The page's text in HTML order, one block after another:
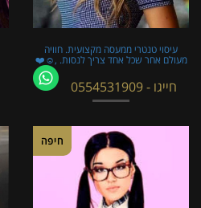
עיסוי טנטרי ממעסה מקצועית. חוויה
מעולם אחר שכל אחד צריך לנסות. ,☺️❤️
חייגו - 0554531909
חיפה